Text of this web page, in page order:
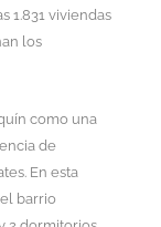
1.831 viviendas
los
como una
de
En esta
barrio